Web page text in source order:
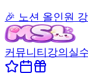
🎉 노션 올인원
커뮤니티강의실